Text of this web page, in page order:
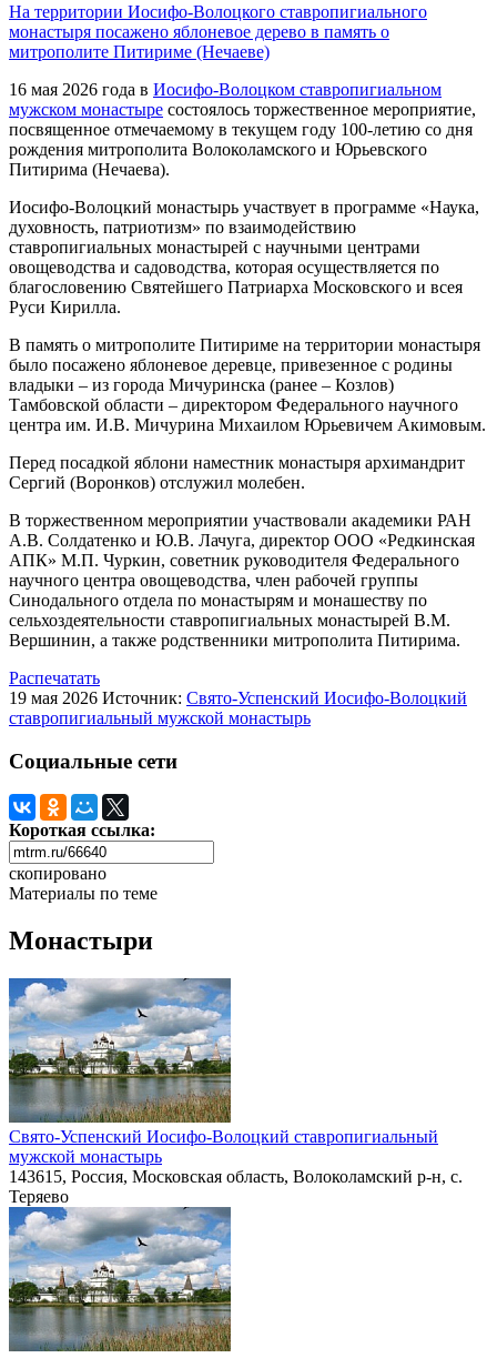
На территории Иосифо-Волоцкого ставропигиального
монастыря посажено яблоневое дерево в память о
митрополите Питириме (Нечаеве)
16 мая 2026 года в Иосифо-Волоцком ставропигиальном
мужском монастыре состоялось торжественное мероприятие,
посвященное отмечаемому в текущем году 100-летию со дня
рождения митрополита Волоколамского и Юрьевского
Питирима (Нечаева).
Иосифо-Волоцкий монастырь участвует в программе «Наука,
духовность, патриотизм» по взаимодействию
ставропигиальных монастырей с научными центрами
овощеводства и садоводства, которая осуществляется по
благословению Святейшего Патриарха Московского и всея
Руси Кирилла.
В память о митрополите Питириме на территории монастыря
было посажено яблоневое деревце, привезенное с родины
владыки – из города Мичуринска (ранее – Козлов)
Тамбовской области – директором Федерального научного
центра им. И.В. Мичурина Михаилом Юрьевичем Акимовым.
Перед посадкой яблони наместник монастыря архимандрит
Сергий (Воронков) отслужил молебен.
В торжественном мероприятии участвовали академики РАН
А.В. Солдатенко и Ю.В. Лачуга, директор ООО «Редкинская
АПК» М.П. Чуркин, советник руководителя Федерального
научного центра овощеводства, член рабочей группы
Синодального отдела по монастырям и монашеству по
сельхоздеятельности ставропигиальных монастырей В.М.
Вершинин, а также родственники митрополита Питирима.
Распечатать
19 мая 2026 Источник: Свято-Успенский Иосифо-Волоцкий
ставропигиальный мужской монастырь
Социальные сети
Короткая ссылка:
скопировано
Материалы по теме
Монастыри
Свято-Успенский Иосифо-Волоцкий ставропигиальный
мужской монастырь
143615, Россия, Московская область, Волоколамский р-н, с.
Теряево